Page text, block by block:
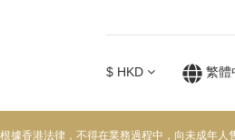
$ HKD 繁體
根據香港法律，不得在業務過程中，向未成年人